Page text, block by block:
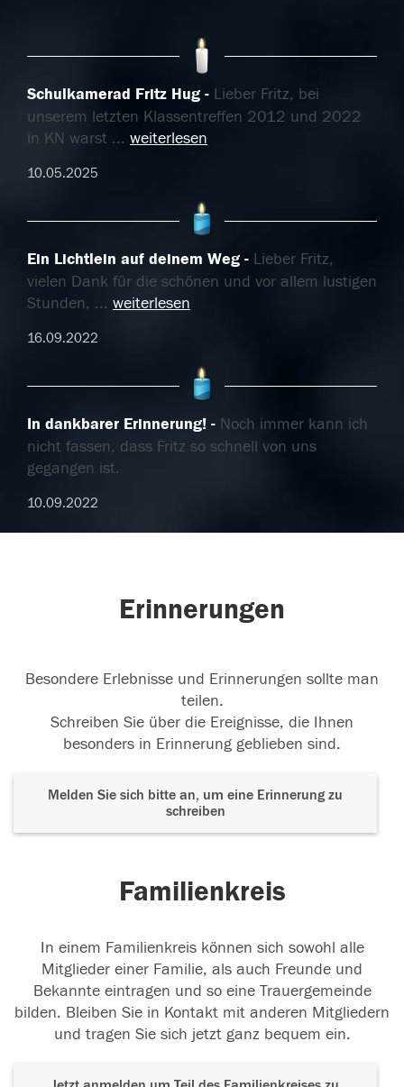
Schulkamerad Fritz Hug
Lieber Fritz, bei
unserem letzten Klassentreffen 2012 und 2022
in KN warst ... weiterlesen
10.05.2025
Ein Lichtlein auf deinem Weg
Lieber Fritz,
vielen Dank für die schönen und vor allem lustigen
Stunden, ... weiterlesen
16.09.2022
In dankbarer Erinnerung!
Noch immer kann ich
nicht fassen, dass Fritz so schnell von uns
gegangen ist.
10.09.2022
Erinnerungen
Besondere Erlebnisse und Erinnerungen sollte man
teilen.
Schreiben Sie über die Ereignisse, die Ihnen
besonders in Erinnerung geblieben sind.
Melden Sie sich bitte an, um eine Erinnerung zu
schreiben
Familienkreis
In einem Familienkreis können sich sowohl alle
Mitglieder einer Familie, als auch Freunde und
Bekannte eintragen und so eine Trauergemeinde
bilden. Bleiben Sie in Kontakt mit anderen Mitgliedern
und tragen Sie sich jetzt ganz bequem ein.